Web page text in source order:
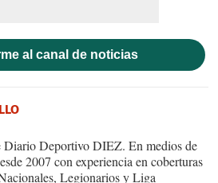
al canal de noticias
Deportivo DIEZ. En medios de
2007 con experiencia en coberturas
Legionarios y Liga